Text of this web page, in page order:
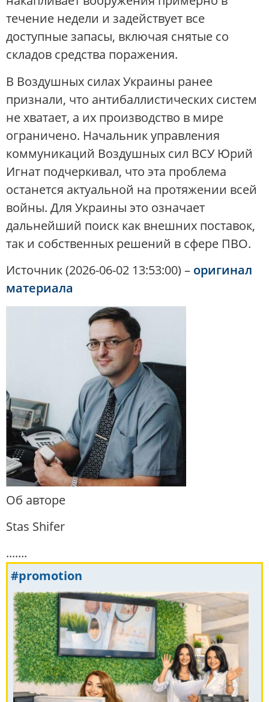
течение недели и задействует все
доступные запасы, включая снятые со
складов средства поражения.
В Воздушных силах Украины ранее
признали, что антибаллистических систем
не хватает, а их производство в мире
ограничено. Начальник управления
коммуникаций Воздушных сил ВСУ Юрий
Игнат подчеркивал, что эта проблема
останется актуальной на протяжении всей
войны. Для Украины это означает
дальнейший поиск как внешних поставок,
так и собственных решений в сфере ПВО.
Источник (2026-06-02 13:53:00) – оригинал
материала
Об авторе
Stas Shifer
.......
#promotion